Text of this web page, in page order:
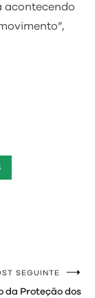
acontecendo
SEGUINTE
da Proteção dos